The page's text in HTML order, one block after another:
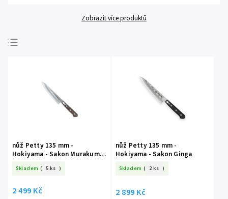
Zobrazit více produktů
Nejdražší
nůž Petty 135 mm -
Hokiyama - Sakon Murakumo
Skladem ( 5 ks )
2 499 Kč
nůž Petty 135 mm -
Hokiyama - Sakon Ginga
Skladem ( 2 ks )
2 899 Kč